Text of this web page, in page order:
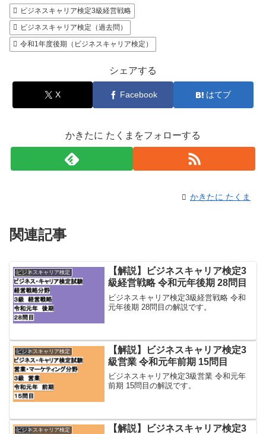
ビジネスキャリア検定3級経営戦略
ビジネスキャリア検定（過去問）
令和1年度後期（ビジネスキャリア検定）
シェアする
X Facebook はてブ
かきたに たくまをフォローする
かきたに たくま
関連記事
ビジネスキャリア検定
【解説】ビジネスキャリア検定3
級経営戦略 令和元年後期 28問目
ビジネスキャリア検定3級経営戦略 令和
元年後期 28問目の解説です。
ビジネスキャリア検定
【解説】ビジネスキャリア検定3
級営業 令和元年前期 15問目
ビジネスキャリア検定3級営業 令和元年
前期 15問目の解説です。
ビジネスキャリア検定
【解説】ビジネスキャリア検定3